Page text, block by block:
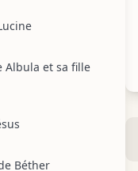
Albula et sa fille
Béther